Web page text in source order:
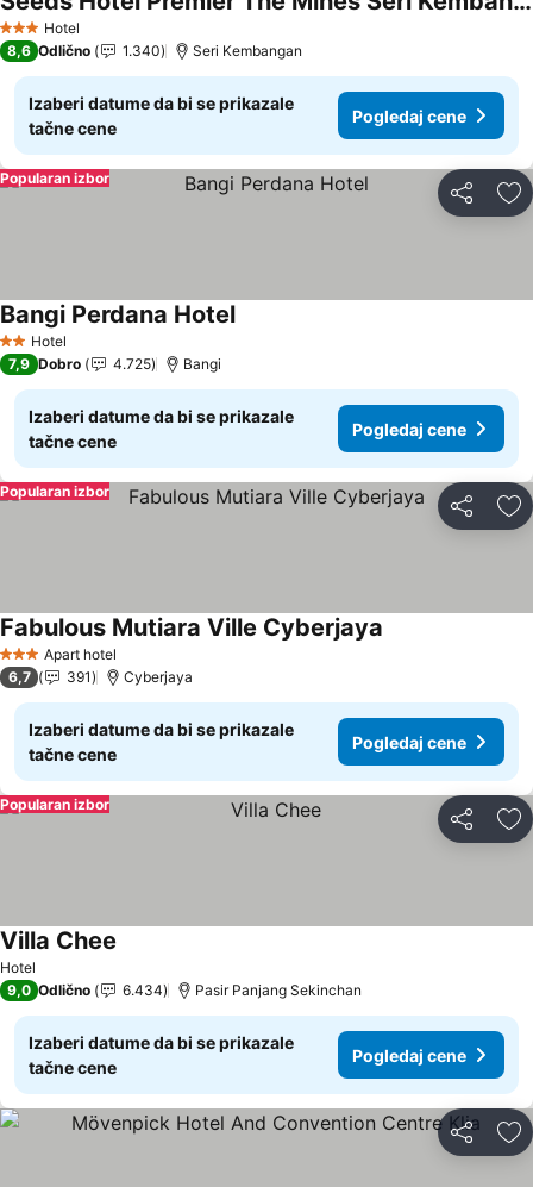
3 Zvezdice
Hotel
Pogledaj cene
8,6 Odlično 1.340 Seri Kembangan
Izaberi datume da bi se prikazale
tačne cene
Pogledaj cene
Deli
Popularan izbor
2 Zvezdice
Hotel
Bangi Perdana HotelPogledaj cene
7,9 Dobro 4.725 Bangi
Izaberi datume da bi se prikazale
tačne cene
Pogledaj cene
Deli
Popularan izbor
3 ZvezdiceApart hotel
Fabulous Mutiara Ville Cyberjaya
6,7 391 Cyberjaya
Izaberi datume da bi se prikazale
tačne cene
Pogledaj cene
Deli
Popularan izbor
Hotel
Villa Chee
9,0 Odlično 6.434 Pasir Panjang Sekinchan
Izaberi datume da bi se prikazale
tačne cene
Pogledaj cene
Deli